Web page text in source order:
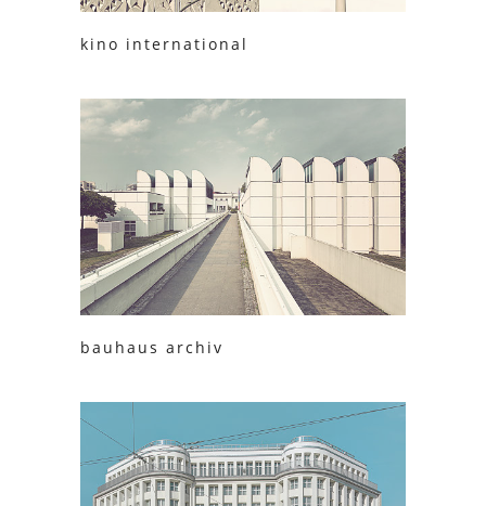
kino international
bauhaus archiv